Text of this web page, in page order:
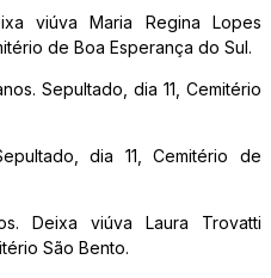
viúva Maria Regina Lopes
de Boa Esperança do Sul.
Sepultado, dia 11, Cemitério
dia 11, Cemitério de
Deixa viúva Laura Trovatti
São Bento.